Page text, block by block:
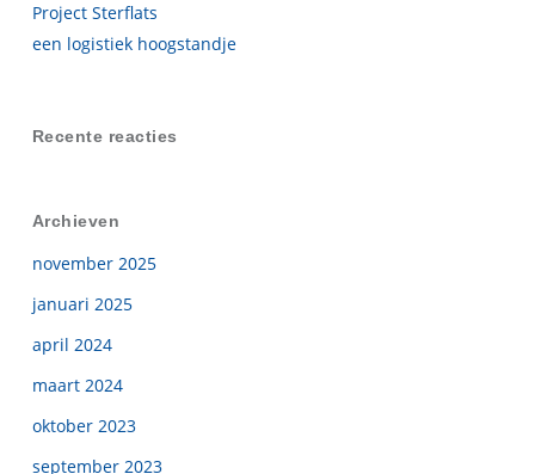
Project Sterflats
een logistiek hoogstandje
Recente reacties
Archieven
november 2025
januari 2025
april 2024
maart 2024
oktober 2023
september 2023